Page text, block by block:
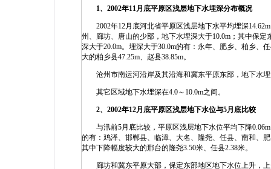
1、2002年11月底平原区浅层地下水埋深分布概况
2002年12月底河北省平原区浅层地下水平均埋深
州、廊坊、唐山的少部，地下水埋深大于10.0m；其中保
深大于20.0m。埋深大于30.0m的有：永年、肥乡、柏乡、
大的柏乡县47.25m、赵县38.85m。
沧州市南运河沿岸及其沿海和冀东平原东部，地下水埋
其它区域地下水埋深在4.0～10.0m之间。
2、2002年12月底平原区浅层地下水位与5月底比较
与汛前5月底比较，平原区浅层地下水位平均下降0.06m
的有：鸡泽、邯郸县、临漳、大名、隆尧、任县、南和、
其中下降幅度较大的邢台的隆尧3.50米、任县2.38米。
廊坊和冀东平原大部，保定东部地区地下水位上升，上